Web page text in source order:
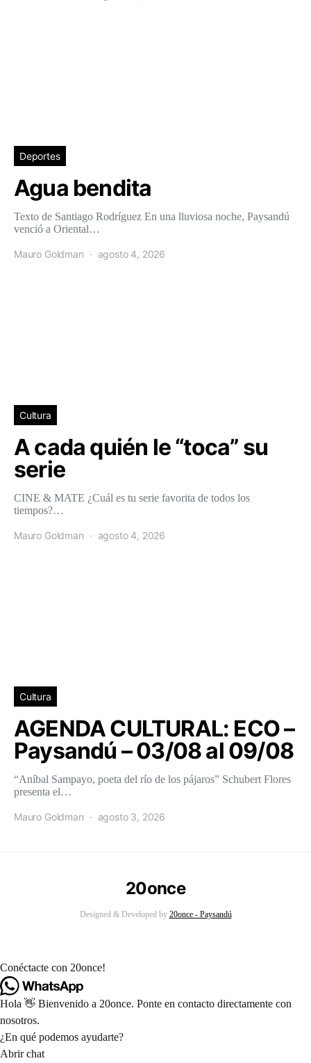
Deportes
Agua bendita
Texto de Santiago Rodríguez En una lluviosa noche, Paysandú
venció a Oriental…
Mauro Goldman agosto 4, 2026
Cultura
A cada quién le “toca” su
serie
CINE & MATE ¿Cuál es tu serie favorita de todos los
tiempos?…
Mauro Goldman agosto 4, 2026
Cultura
AGENDA CULTURAL: ECO –
Paysandú – 03/08 al 09/08
“Aníbal Sampayo, poeta del río de los pájaros” Schubert Flores
presenta el…
Mauro Goldman agosto 3, 2026
20once
Designed & Developed by 20once - Paysandú
Conéctacte con 20once!
Hola 👋 Bienvenido a 20once. Ponte en contacto directamente con
nosotros.
¿En qué podemos ayudarte?
Abrir chat